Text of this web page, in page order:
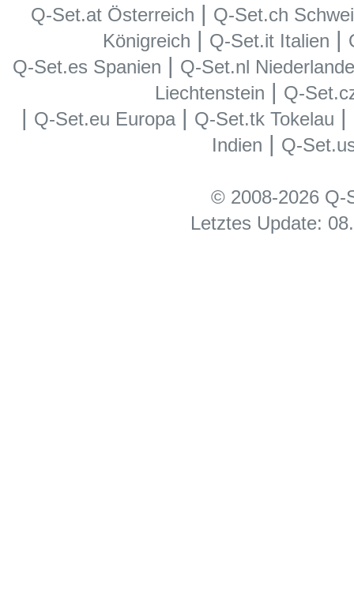
Q-Set.at Österreich | Q-Set.ch
Königreich | Q-Set.it Italien |
Q-Set.es Spanien | Q-Set.nl Niederlande
Liechtenstein | Q-
| Q-Set.eu Europa| Q-Set.tk Tokelau |
Indien | Q-
© 2008-2026 Q-
Letztes Update: